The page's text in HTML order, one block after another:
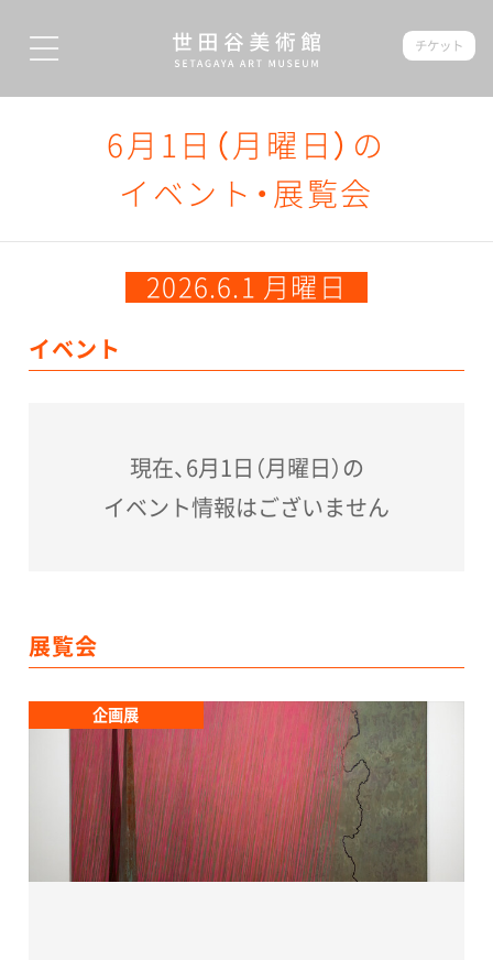
チケット
6月1日（月曜日）の
イベント・展覧会
2026.6.1 月曜日
イベント
現在、6月1日（月曜日）の
イベント情報はございません
展覧会
企画展